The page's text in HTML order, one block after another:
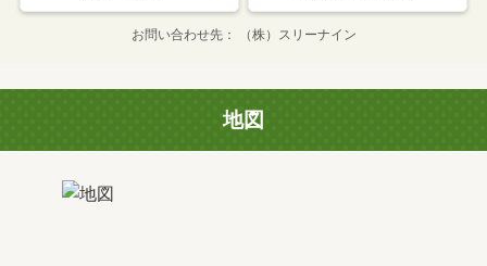
お問い合わせ先 （株）スリーナイン
地図